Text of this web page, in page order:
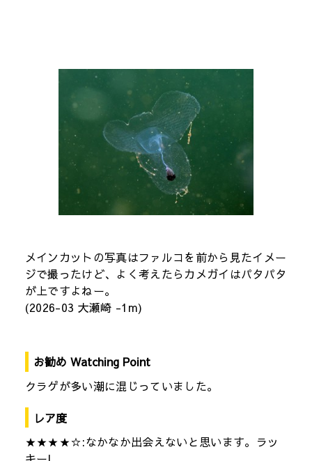
メインカットの写真はファルコを前から見たイメー
ジで撮ったけど、よく考えたらカメガイはパタパタ
が上ですよねー。
(2026-03 大瀬崎 -1m)
お勧め Watching Point
クラゲが多い潮に混じっていました。
レア度
★★★★☆:なかなか出会えないと思います。ラッ